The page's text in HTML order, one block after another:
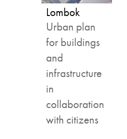
Lombok
Urban plan
for buildings
and
infrastructure
in
collaboration
with citizens